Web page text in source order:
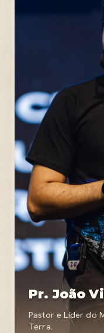
Pr. João
Pastor e Líder do
Terra.